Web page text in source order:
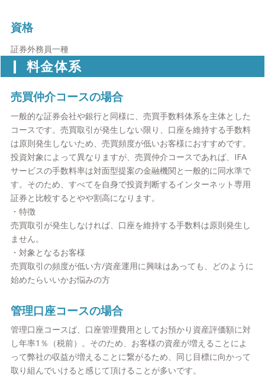
資格
証券外務員一種
料金体系
売買仲介コースの場合
一般的な証券会社や銀行と同様に、売買手数料体系を主体とした
コースです。売買取引が発生しない限り、口座を維持する手数料
は原則発生しないため、売買頻度が低いお客様におすすめです。
投資対象によって異なりますが、売買仲介コースであれば、IFA
サービスの手数料率は対面型提案の金融機関と一般的に同水準で
す。そのため、すべてを自身で投資判断するインターネット専用
証券と比較するとやや割高になります。
・特徴
売買取引が発生しなければ、口座を維持する手数料は原則発生し
ません。
・対象となるお客様
売買取引の頻度が低い方/資産運用に興味はあっても、どのように
始めたらいいかお悩みの方
管理口座コースの場合
管理口座コースば、口座管理費用としてお預かり資産評価額に対
し年率1％（税前）。そのため、お客様の資産が増えることによ
って弊社の収益が増えることに繋がるため、同じ目標に向かって
取り組んでいけると感じて頂けることが多いです。